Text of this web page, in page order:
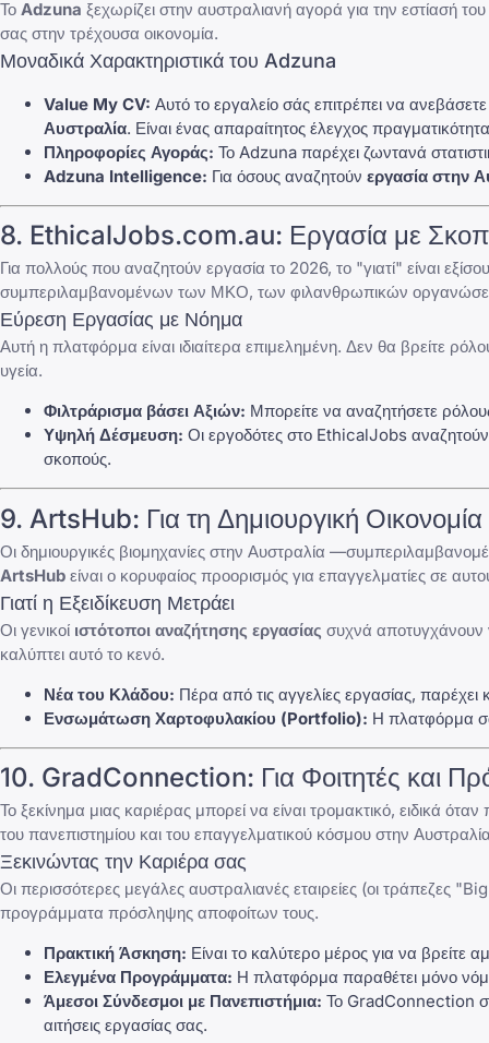
Το Adzuna ξεχωρίζει στην αυστραλιανή αγορά για την εστίασή
σας στην τρέχουσα οικονομία.
Μοναδικά Χαρακτηριστικά του Adzuna
Value My CV: Αυτό το εργαλείο σάς επιτρέπει να
Αυστραλία. Είναι ένας απαραίτητος έλεγχος
Πληροφορίες Αγοράς: Το Adzuna παρέχει ζωντανά
Adzuna Intelligence: Για όσους αναζητούν εργασία στην
8. EthicalJobs.com.au: Εργασία με
Για πολλούς που αναζητούν εργασία το 2026, το "γιατί" είναι
συμπεριλαμβανομένων των ΜΚΟ, των φιλανθρωπικών
Εύρεση Εργασίας με Νόημα
Αυτή η πλατφόρμα είναι ιδιαίτερα επιμελημένη. Δεν θα βρείτε
υγεία.
Φιλτράρισμα βάσει Αξιών: Μπορείτε να αναζητήσετε
Υψηλή Δέσμευση: Οι εργοδότες στο EthicalJobs αναζητούν
σκοπούς.
9. ArtsHub: Για τη Δημιουργική Οικονομία
Οι δημιουργικές βιομηχανίες στην Αυστραλία
ArtsHub είναι ο κορυφαίος προορισμός για επαγγελματίες σε
Γιατί η Εξειδίκευση Μετράει
Οι γενικοί ιστότοποι αναζήτησης εργασίας συχνά αποτυγχάνουν
καλύπτει αυτό το κενό.
Νέα του Κλάδου: Πέρα από τις αγγελίες εργασίας, παρέχει
Ενσωμάτωση Χαρτοφυλακίου (Portfolio): Η πλατφόρμα
10. GradConnection: Για Φοιτητές και
Το ξεκίνημα μιας καριέρας μπορεί να είναι τρομακτικό, ειδικά
του πανεπιστημίου και του επαγγελματικού κόσμου στην
Ξεκινώντας την Καριέρα σας
Οι περισσότερες μεγάλες αυστραλιανές εταιρείες (οι τράπεζες
προγράμματα πρόσληψης αποφοίτων τους.
Πρακτική Άσκηση: Είναι το καλύτερο μέρος για να
Ελεγμένα Προγράμματα: Η πλατφόρμα παραθέτει μόνο
Άμεσοι Σύνδεσμοι με Πανεπιστήμια: Το GradConnection
αιτήσεις εργασίας σας.